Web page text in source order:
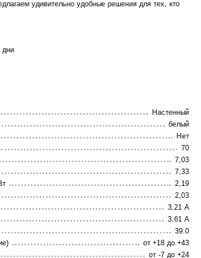
удивительно удобные решения для тех, кто
дни
Настенный
белый
Нет
70
7,03
7,33
2,19
2,03
3,21 A
3,61 A
39.0
от +18 до +43
от -7 до +24